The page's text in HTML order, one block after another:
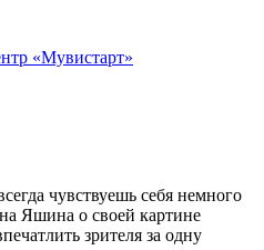
«Мувистарт»
чувствуешь себя немного
Яшина о своей картине
зрителя за одну